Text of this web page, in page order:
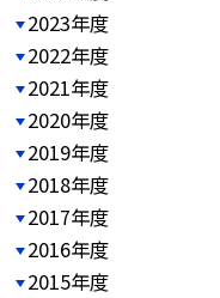
2023年度
2022年度
2021年度
2020年度
2019年度
2018年度
2017年度
2016年度
2015年度